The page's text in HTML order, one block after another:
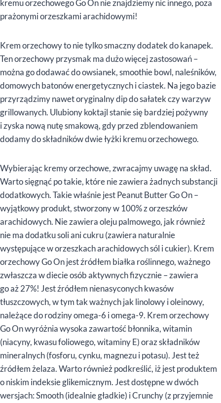
kremu orzechowego Go On nie znajdziemy nic innego, poza
prażonymi orzeszkami arachidowymi!
Krem orzechowy to nie tylko smaczny dodatek do kanapek.
Ten orzechowy przysmak ma dużo więcej zastosowań –
można go dodawać do owsianek, smoothie bowl, naleśników,
domowych batonów energetycznych i ciastek. Na jego bazie
przyrządzimy nawet oryginalny dip do sałatek czy warzyw
grillowanych. Ulubiony koktajl stanie się bardziej pożywny
i zyska nową nutę smakową, gdy przed zblendowaniem
dodamy do składników dwie łyżki kremu orzechowego.
Wybierając kremy orzechowe, zwracajmy uwagę na skład.
Warto sięgnąć po takie, które nie zawiera żadnych substancji
dodatkowych. Takie właśnie jest Peanut Butter Go On –
wyjątkowy produkt, stworzony w 100% z orzeszków
arachidowych. Nie zawiera oleju palmowego, jak również
nie ma dodatku soli ani cukru (zawiera naturalnie
występujące w orzeszkach arachidowych sól i cukier). Krem
orzechowy Go On jest źródłem białka roślinnego, ważnego
zwłaszcza w diecie osób aktywnych fizycznie – zawiera
go aż 27%! Jest źródłem nienasyconych kwasów
tłuszczowych, w tym tak ważnych jak linolowy i oleinowy,
należące do rodziny omega-6 i omega-9. Krem orzechowy
Go On wyróżnia wysoka zawartość błonnika, witamin
(niacyny, kwasu foliowego, witaminy E) oraz składników
mineralnych (fosforu, cynku, magnezu i potasu). Jest też
źródłem żelaza. Warto również podkreślić, iż jest produktem
o niskim indeksie glikemicznym. Jest dostępne w dwóch
wersjach: Smooth (idealnie gładkie) i Crunchy (z przyjemnie